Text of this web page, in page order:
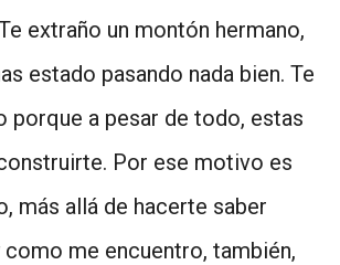
extraño un montón hermano,
estado pasando nada bien. Te
porque a pesar de todo, estas
Por ese motivo es
más allá de hacerte saber
me encuentro, también,